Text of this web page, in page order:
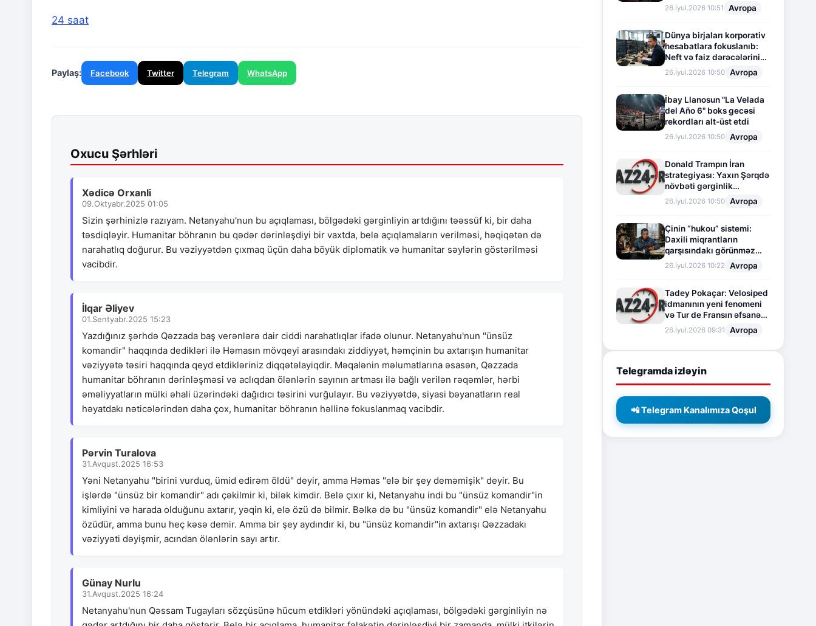
24 saat
Paylaş: Facebook Twitter Telegram WhatsApp
Oxucu Şərhləri
Xədicə Orxanli
09.Oktyabr.2025 01:05
Sizin şərhinizlə razıyam. Netanyahu'nun bu açıqlaması, bölgədəki gərginliyin artdığını təəssüf ki, bir daha
təsdiqləyir. Humanitar böhranın bu qədər dərinləşdiyi bir vaxtda, belə açıqlamaların verilməsi, həqiqətən də
narahatlıq doğurur. Bu vəziyyətdən çıxmaq üçün daha böyük diplomatik və humanitar səylərin göstərilməsi
vacibdir.
İlqar Əliyev
01.Sentyabr.2025 15:23
Yazdığınız şərhdə Qəzzada baş verənlərə dair ciddi narahatlıqlar ifadə olunur. Netanyahu'nun "ünsüz
komandir" haqqında dedikləri ilə Həmasın mövqeyi arasındakı ziddiyyət, həmçinin bu axtarışın humanitar
vəziyyətə təsiri haqqında qeyd etdikləriniz diqqətəlayiqdir. Məqalənin məlumatlarına əsasən, Qəzzada
humanitar böhranın dərinləşməsi və aclıqdan ölənlərin sayının artması ilə bağlı verilən rəqəmlər, hərbi
əməliyyatların mülki əhali üzərindəki dağıdıcı təsirini vurğulayır. Bu vəziyyətdə, siyasi bəyanatların real
həyatdakı nəticələrindən daha çox, humanitar böhranın həllinə fokuslanmaq vacibdir.
Pərvin Turalova
31.Avqust.2025 16:53
Yəni Netanyahu "birini vurduq, ümid edirəm öldü" deyir, amma Həmas "elə bir şey deməmişik" deyir. Bu
işlərdə "ünsüz bir komandir" adı çəkilmir ki, bilək kimdir. Belə çıxır ki, Netanyahu indi bu "ünsüz komandir"in
kimliyini və harada olduğunu axtarır, yəqin ki, elə özü də bilmir. Bəlkə də bu "ünsüz komandir" elə Netanyahu
özüdür, amma bunu heç kəsə demir. Amma bir şey aydındır ki, bu "ünsüz komandir"in axtarışı Qəzzadakı
vəziyyəti dəyişmir, acından ölənlərin sayı artır.
Günay Nurlu
31.Avqust.2025 16:24
Netanyahu'nun Qəssam Tugayları sözçüsünə hücum etdikləri yönündəki açıqlaması, bölgədəki gərginliyin nə
26.İyul.2026 10:51 Avropa
Dünya birjaları korporativ
hesabatlara fokuslanıb:
Neft və faiz dərəcələrinin
təsiri altında cari vəziyyət
26.İyul.2026 10:50 Avropa
İbay Llanosun "La Velada
del Año 6" boks gecəsi
rekordları alt-üst etdi
26.İyul.2026 10:50 Avropa
Donald Trampın İran
strategiyası: Yaxın Şərqdə
növbəti gərginlik
mərhələsi
26.İyul.2026 10:50 Avropa
Çinin “hukou” sistemi:
Daxili miqrantların
qarşısındakı görünməz
sədd
26.İyul.2026 10:22 Avropa
Tadey Pokaçar: Velosiped
idmanının yeni fenomeni
və Tur de Fransın əfsanəvi
səhifəsi
26.İyul.2026 09:31 Avropa
Telegramda izləyin
📲 Telegram Kanalımıza Qoşul